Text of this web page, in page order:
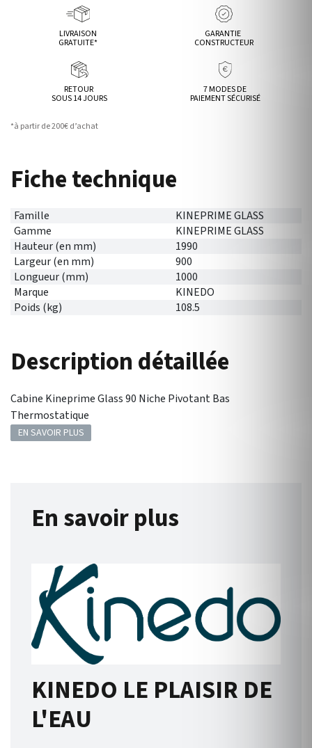
LIVRAISON
GRATUITE*
GARANTIE
CONSTRUCTEUR
RETOUR
SOUS 14 JOURS
7 MODES DE
PAIEMENT SÉCURISÉ
*à partir de 200€ d’achat
Fiche technique
Famille
KINEPRIME GLASS
Gamme
KINEPRIME GLASS
Hauteur (en mm)
1990
Largeur (en mm)
900
Longueur (mm)
1000
Marque
KINEDO
Poids (kg)
108.5
Description détaillée
Cabine Kineprime Glass 90 Niche Pivotant Bas
Thermostatique
EN SAVOIR PLUS
En savoir plus
KINEDO LE PLAISIR DE
L'EAU